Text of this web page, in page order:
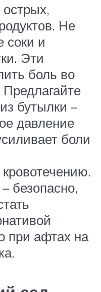
Не
соки и
Эти
боль во
бутылки –
давление
боли
безопасно,
при афтах на